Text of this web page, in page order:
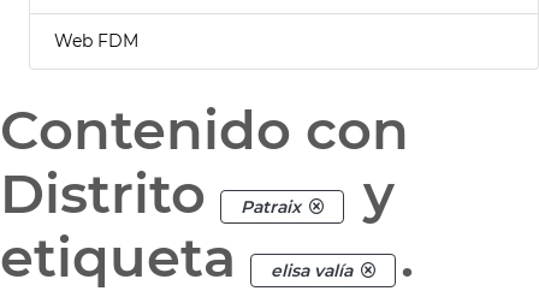
Web FDM
Contenido con
Distrito
Patraix
y
etiqueta
elisa valía .